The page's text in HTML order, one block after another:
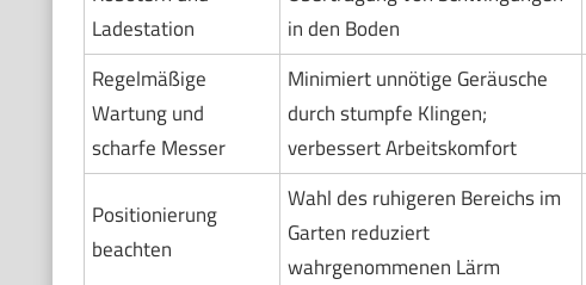
Ladestation
in den Boden
Regelmäßige
Wartung und
scharfe Messer
Minimiert unnötige Geräusche
durch stumpfe Klingen;
verbessert Arbeitskomfort
Positionierung
beachten
Wahl des ruhigeren Bereichs im
Garten reduziert
wahrgenommenen Lärm